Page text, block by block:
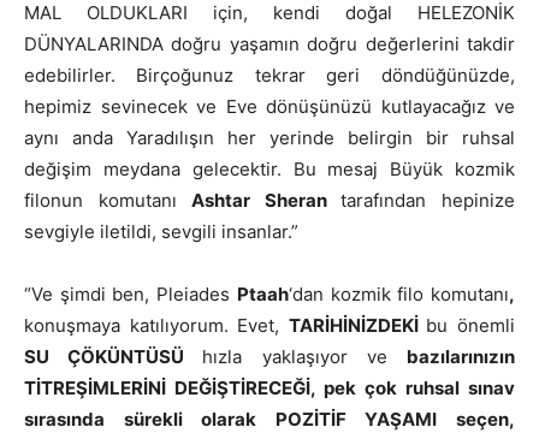
MAL OLDUKLARI için, kendi doğal HELEZONİK
DÜNYALARINDA doğru yaşamın doğru değerlerini takdir
edebilirler.
Birçoğunuz tekrar geri döndüğünüzde,
hepimiz sevinecek ve Eve dönüşünüzü kutlayacağız ve
aynı anda Yaradılışın her yerinde belirgin bir ruhsal
değişim meydana gelecektir. Bu mesaj Büyük kozmik
filonun komutanıAshtar Sherantarafından hepinize
sevgiyle iletildi, sevgili insanlar.”
“Ve şimdi ben, Pleiades Ptaah‘dan kozmik filo komutanı,
konuşmaya katılıyorum. Evet, TARİHİNİZDEKİ bu önemli
SU ÇÖKÜNTÜSÜ hızla yaklaşıyor ve bazılarınızın
TİTREŞİMLERİNİ DEĞİŞTİRECEĞİ, pek çok ruhsal sınav
sırasında sürekli olarak POZİTİF YAŞAMI seçen,